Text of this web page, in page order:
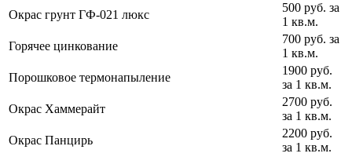
Окрас грунт ГФ-021 люкс
500 руб. за
1 кв.м.
Горячее цинкование
700 руб. за
1 кв.м.
Порошковое термонапыление
1900 руб.
за 1 кв.м.
Окрас Хаммерайт
2700 руб.
за 1 кв.м.
Окрас Панцирь
2200 руб.
за 1 кв.м.